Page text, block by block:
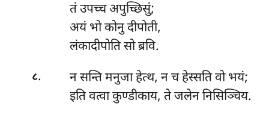
तं उपच्च अपुच्छिसुं;
अयं भो कोनु दीपोती,
लंकादीपोति सो ब्रवि.
८.
न सन्ति मनुजा हेत्थ, न च हेस्सति वो भयं;
इति वत्वा कुण्डीकाय, ते जलेन निसिञ्चिय.